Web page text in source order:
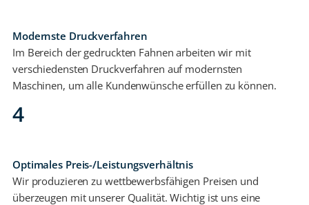
Modernste Druckverfahren
Im Bereich der gedruckten Fahnen arbeiten wir mit
verschiedensten Druckverfahren auf modernsten
Maschinen, um alle Kundenwünsche erfüllen zu können.
4
Optimales Preis-/Leistungsverhältnis
Wir produzieren zu wettbewerbsfähigen Preisen und
überzeugen mit unserer Qualität. Wichtig ist uns eine